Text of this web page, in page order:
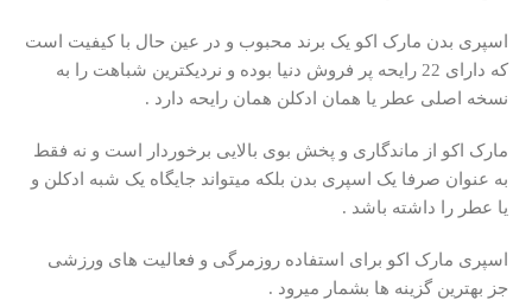
اسپری بدن مارک اکو یک برند محبوب و در عین حال با کیفیت است
که دارای 22 رایحه پر فروش دنیا بوده و نردیکترین شباهت را به
نسخه اصلی عطر یا همان ادکلن همان رایحه دارد .
مارک اکو از ماندگاری و پخش بوی بالایی برخوردار است و نه فقط
به عنوان صرفا یک اسپری بدن بلکه میتواند جایگاه یک شبه ادکلن و
یا عطر را داشته باشد .
اسپری مارک اکو برای استفاده روزمرگی و فعالیت های ورزشی
جز بهترین گزینه ها بشمار میرود .